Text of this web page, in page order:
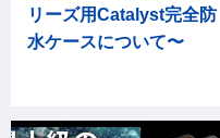
リーズ用Catalyst完全防
水ケースについて〜